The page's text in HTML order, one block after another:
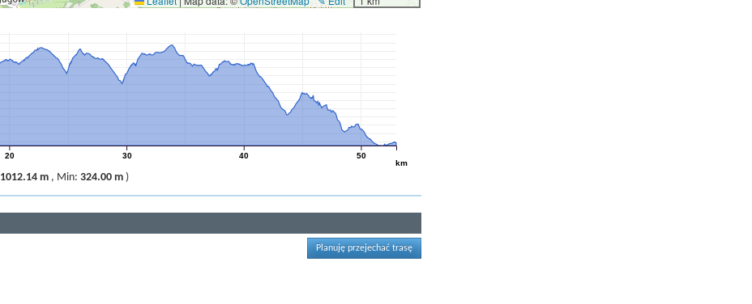
20 30 40 50
km
1012.14 m , Min: 324.00 m )
Planuję przejechać trasę